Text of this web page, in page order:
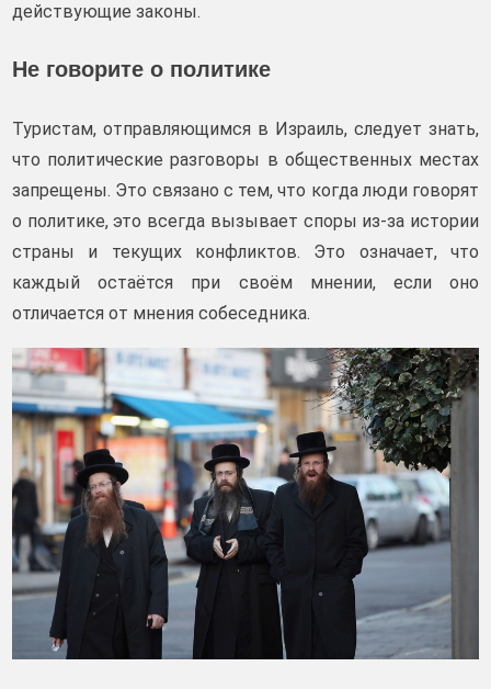
действующие законы.
Не говорите о политике
Туристам, отправляющимся в Израиль, следует знать,
что политические разговоры в общественных местах
запрещены. Это связано с тем, что когда люди говорят
о политике, это всегда вызывает споры из-за истории
страны и текущих конфликтов. Это означает, что
каждый остаётся при своём мнении, если оно
отличается от мнения собеседника.